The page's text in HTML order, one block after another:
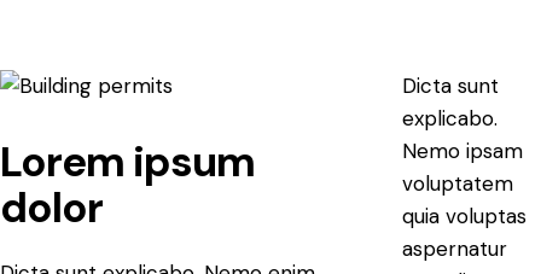
Lorem ipsum
dolor
Dicta sunt
explicabo.
Nemo ipsam
voluptatem
quia voluptas
aspernatur